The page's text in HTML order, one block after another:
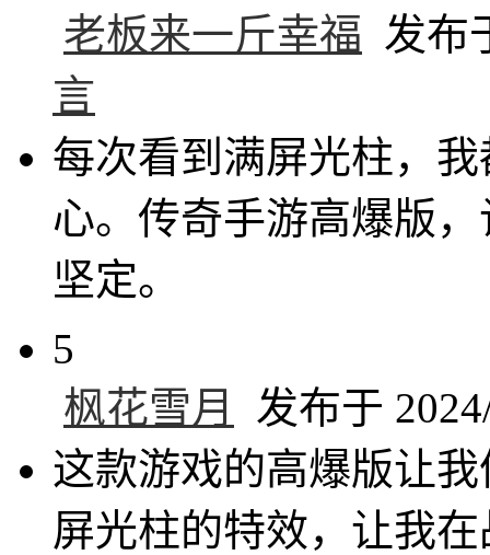
老板来一斤幸福 发布
言
每次看到满屏光柱，
心。传奇手游高爆版
坚定。
5
枫花雪月
发布于
这款游戏的高爆版让
屏光柱的特效，让我